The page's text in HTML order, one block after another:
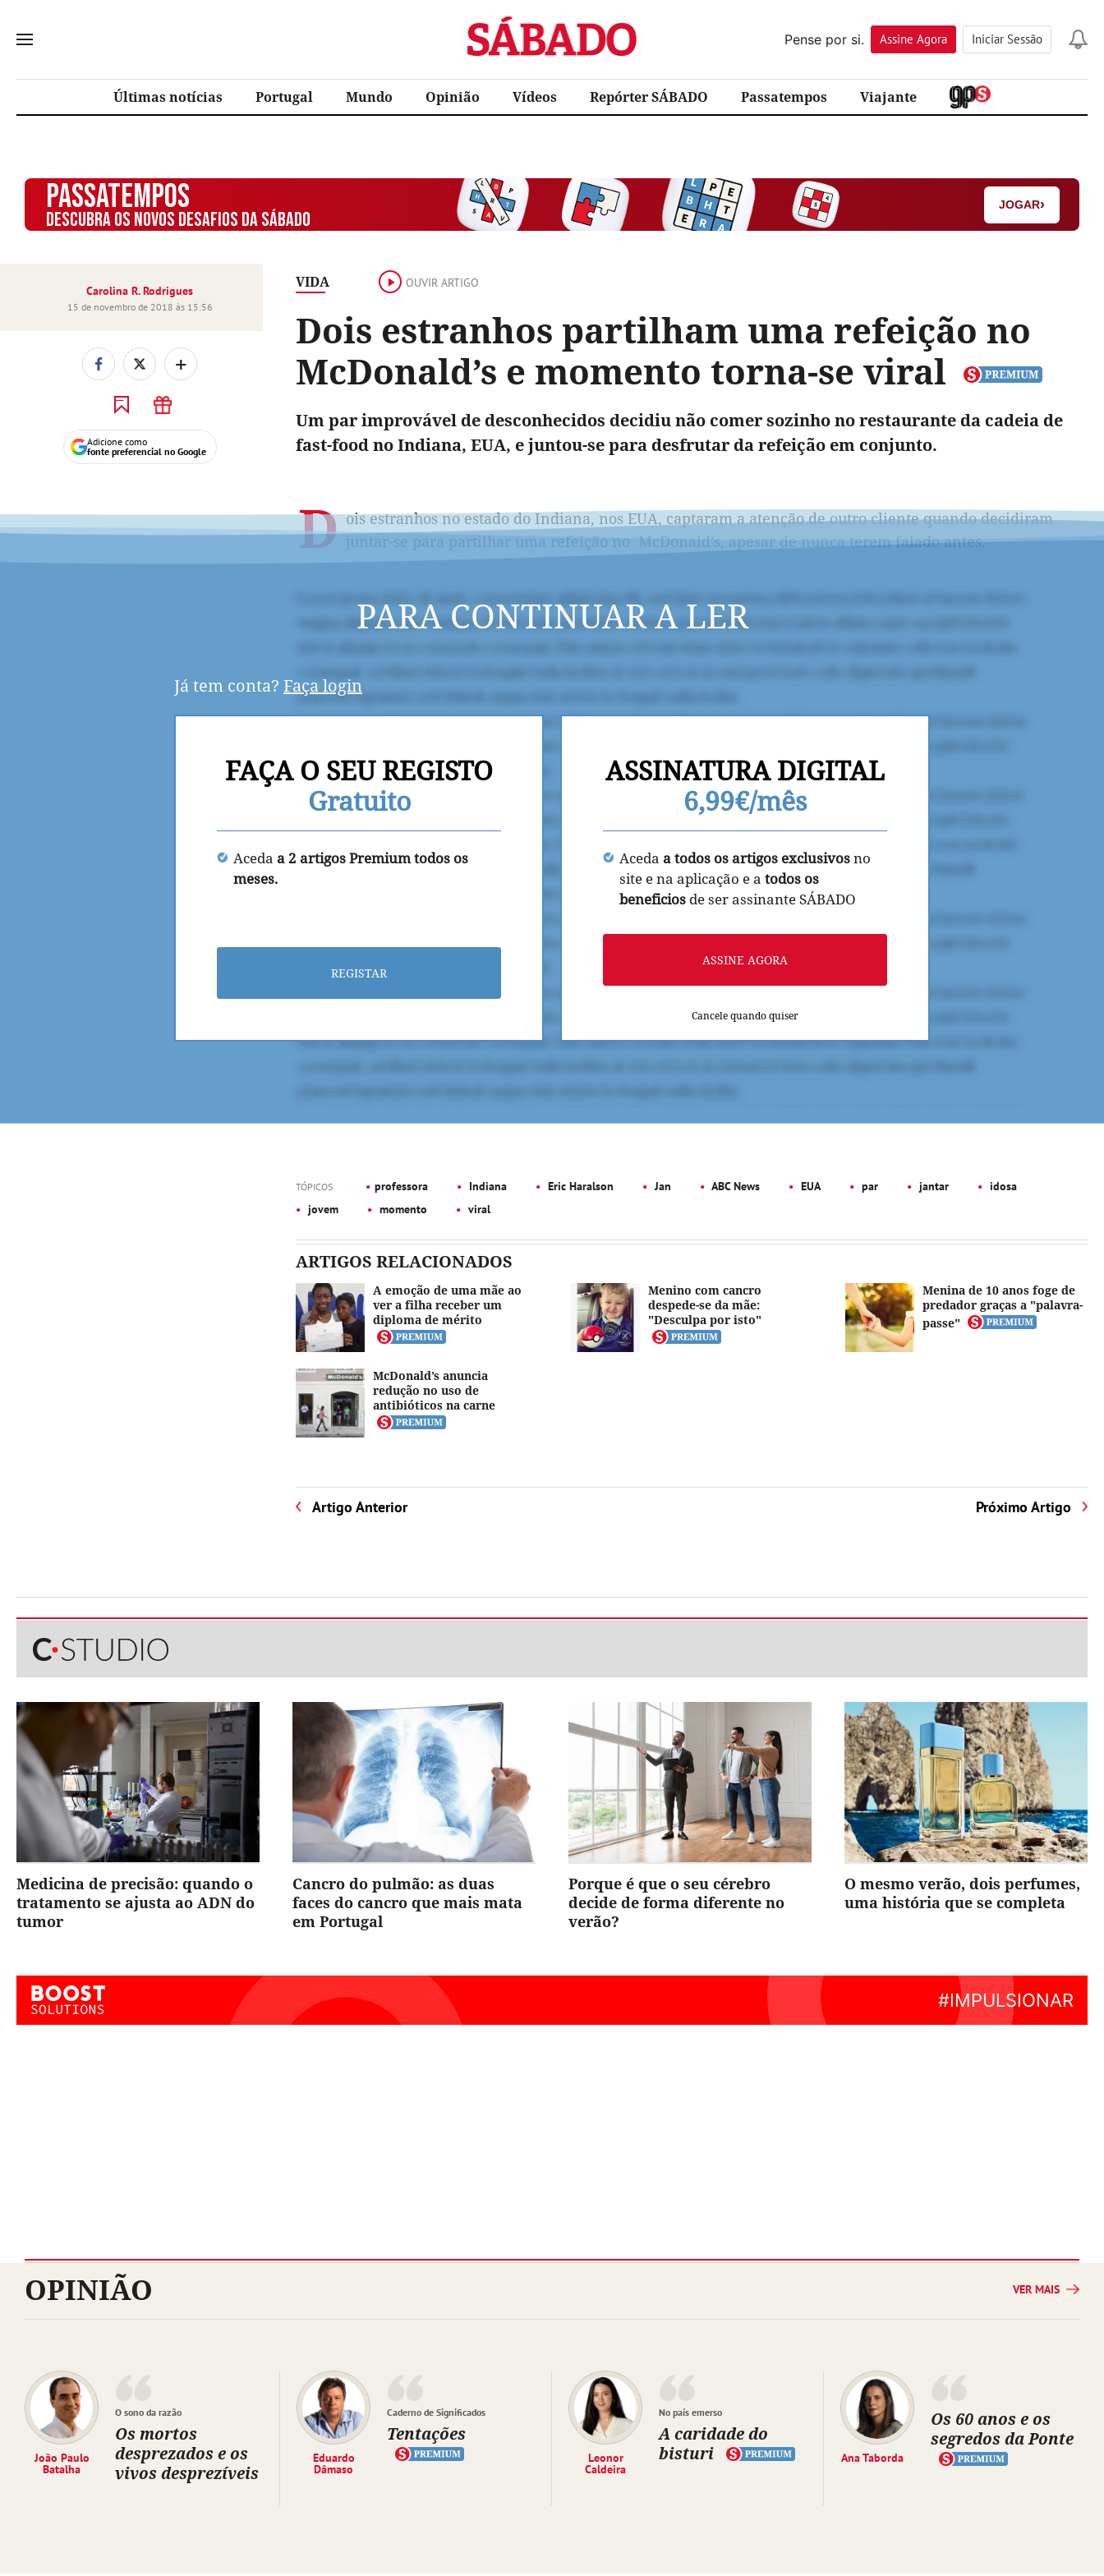
Sábado
Pense por si.
Assine Agora Iniciar Sessão
Últimas notícias Portugal Mundo Opinião Vídeos Repórter SÁBADO Passatempos Viajante
PASSATEMPOS
DESCUBRA OS NOVOS DESAFIOS DA SÁBADO
JOGAR›
VIDA OUVIR ARTIGO
Dois estranhos partilham uma refeição no
McDonald’s e momento torna-se viral
Carolina R. Rodrigues
15 de novembro de 2018 às 15:56
+
Adicione como
fonte preferencial no Google
Um par improvável de desconhecidos decidiu não comer sozinho no restaurante da cadeia de
fast-food no Indiana, EUA, e juntou-se para desfrutar da refeição em conjunto.
D ois estranhos no estado do Indiana, nos EUA, captaram a atenção de outro cliente quando decidiram
juntar-se para partilhar uma refeição no McDonald’s, apesar de nunca terem falado antes.
PARA CONTINUAR A LER
Já tem conta? Faça login
FAÇA O SEU REGISTO
Gratuito
Aceda a 2 artigos Premium todos os
meses.
REGISTAR
ASSINATURA DIGITAL
6,99€/mês
Aceda a todos os artigos exclusivosno
site e na aplicação e a todos os
beneficios de ser assinante SÁBADO
ASSINE AGORA
Cancele quando quiser
TÓPICOS professora Indiana Eric Haralson Jan ABC News EUA par jantar
idosa
jovem
momento viral
ARTIGOS RELACIONADOS
A emoção de uma mãe ao
ver a filha receber um
diploma de mérito
Menino com cancro
despede-se da mãe:
"Desculpa por isto"
Menina de 10 anos foge de
predador graças a "palavra-
passe"
McDonald’s anuncia
redução no uso de
antibióticos na carne
Artigo Anterior Próximo Artigo
Medicina de precisão: quando o
tratamento se ajusta ao ADN do
tumor
Cancro do pulmão: as duas
faces do cancro que mais mata
em Portugal
Porque é que o seu cérebro
decide de forma diferente no
verão?
O mesmo verão, dois perfumes,
uma história que se completa
OPINIÃO VER MAIS
João Paulo
Batalha
O sono da razão
Os mortos
desprezados e os
vivos desprezíveis
Eduardo
Dâmaso
Caderno de Significados
Tentações
Leonor
Caldeira
No país emerso
A caridade do
bisturi
Ana Taborda
Os 60 anos e os
segredos da Ponte